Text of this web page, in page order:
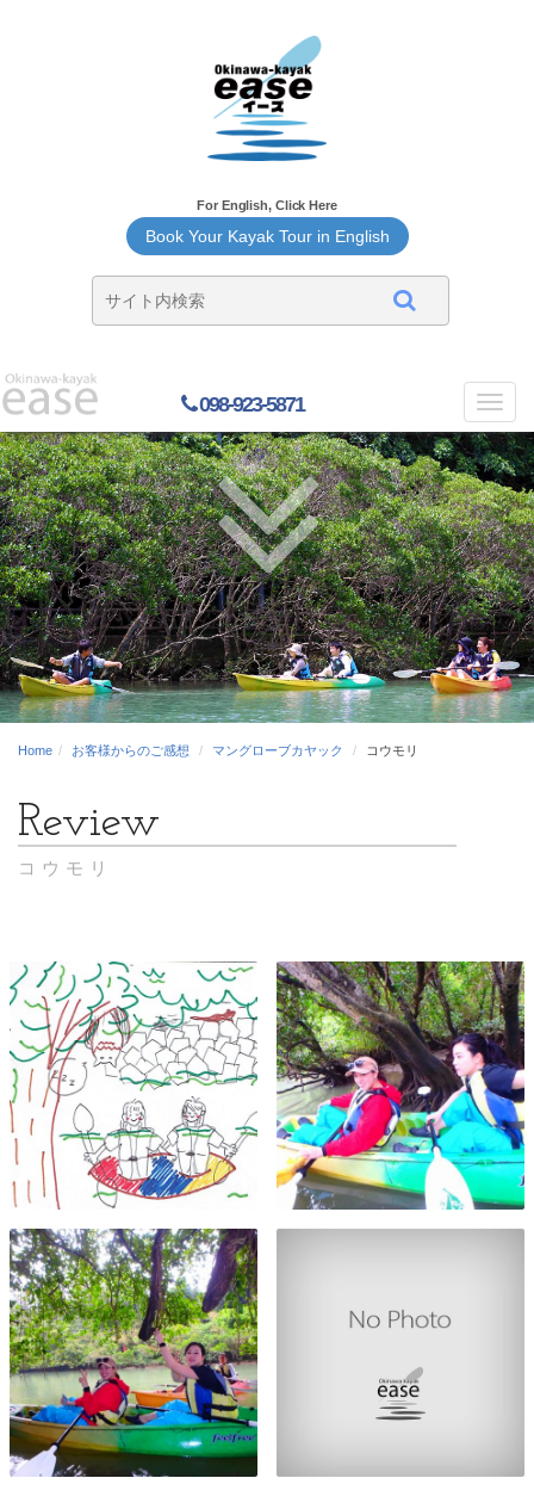
For English, Click Here
Book Your Kayak Tour in English
098-923-5871
Home お客様からのご感想 マングローブカヤック コウモリ
コウモリ